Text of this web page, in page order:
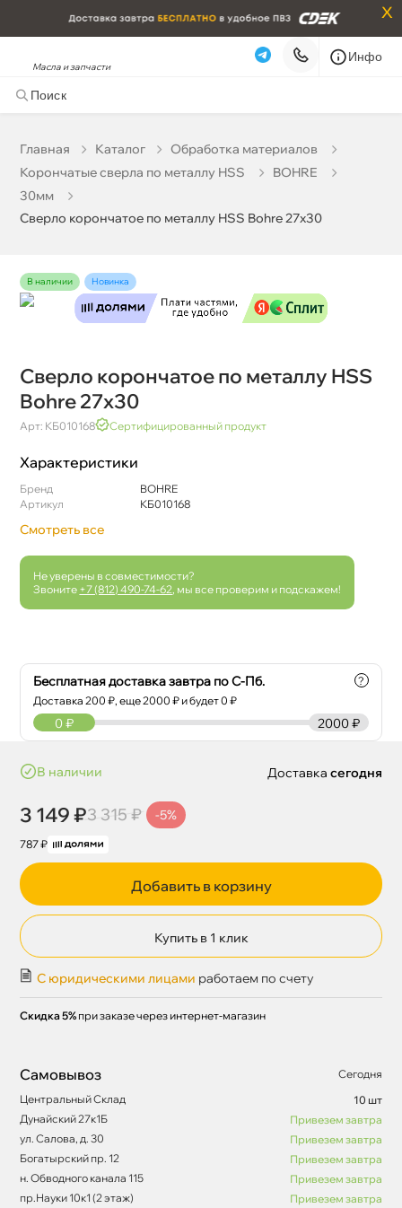
x
Масла и запчасти
Инфо
Главная Катало
Обработка материало
Корончатые сверла по металлу HSS
BOHRE
30мм
Сверло корончатое по металлу HSS Bohre 27х30
наличии Новинка
Сверло корончатое по металлу HSS
Bohre 27х30
Арт: КБ010168 Сертифицированный продукт
Характеристики
Бренд
BOHRE
Артикул
КБ010168
Смотреть все
Не уверены в совместимости?
Звоните +7 (812) 490-74-62 , мы все проверим и подскажем!
Бесплатная доставка завтра по С-Пб.
Доставка200 ₽, еще2000 ₽ и будет 0 ₽
?
2000 ₽
0 ₽
наличии
3 149 ₽3 315 ₽ -5%
787 ₽
Доставка сегодня
Добавить в корзину
Купить в 1 клик
С юридическими лицами работаем по счету
Скидка 5% при заказе через интернет-магазин
Самовывоз
Сегодня
Центральный Склад
10 шт
Дунайский 27к1Б
Привезем завтра
ул. Салова, д. 30
Привезем завтра
Богатырский пр. 12
Привезем завтра
н. Обводного канала 115
Привезем завтра
пр.Науки 10к1 (2 этаж)
Привезем завтра
Бесплатная
Срочная за 2 ч – 399 ₽ Сегодня, 07.08
Карта Список